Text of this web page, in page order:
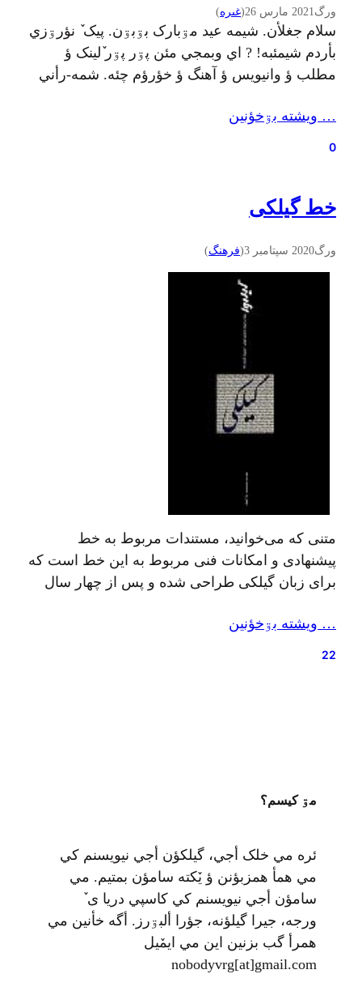
ورگ2021 مارس 26 (غىره)
سلام جغلأن. شيمه عيد مۊبارک بۊبۊن. پیک ٚ نؤرۊزي
بأردم شيمئبه! ? اي وبمجي مئن پۊر پۊر ٚلينک ؤ
مطلب ؤ وانيويس ؤ آهنگ ؤ خؤرؤم چئه. شمه-رأني
بۊبۊن. ۱. «کۊچ ٚ سیا مایي» یته داستؤن ٚ نؤمه کي
صمد بهرنگي بنویشته. اي داستؤن کي زأکؤن ئبه…
… ويشته بۊخؤنين
0
خط گیلکی
ورگ2020 سپتامبر 3 (فرهنگ)
متنی که می‌خوانید، مستندات مربوط به خط
پیشنهادی و امکانات فنی مربوط به این خط است که
برای زبان گیلکی طراحی شده و پس از چهار سال
بسیاری در اینترنت و بیرون از آن، به مرور ضعفهای
آن مشخص و برطرف شده و یا پیشنهاداتی به…
… ويشته بۊخؤنين
22
مۊ کيسم؟
ئره مي خلک أجي، گيلکؤن أجي نيويسنم کي
مي همأ همزبؤنن ؤ يٚکته سامؤن بمتيم. مي
سامؤن أجي نيويسنم کي کاسپي دريا ی ٚ
ورجه، جيرا گيلؤنه، جؤرا ألبۊرز. أگه خأنين مي
همرأ گب بزنين اين مي ايمٚیل‌ ‌
nobodyvrg[at]gmail.com